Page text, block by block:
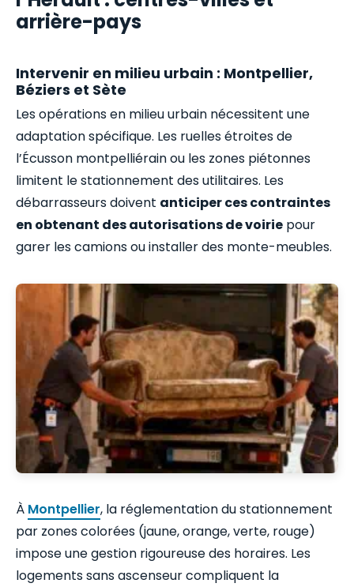
arrière-pays
Intervenir en milieu urbain : Montpellier,
Béziers et Sète
Les opérations en milieu urbain nécessitent une
adaptation spécifique. Les ruelles étroites de
l’Écusson montpelliérain ou les zones piétonnes
limitent le stationnement des utilitaires. Les
débarrasseurs doivent anticiper ces contraintes
en obtenant des autorisations de voirie pour
garer les camions ou installer des monte-meubles.
À Montpellier, la réglementation du stationnement
par zones colorées (jaune, orange, verte, rouge)
impose une gestion rigoureuse des horaires. Les
logements sans ascenseur compliquent la